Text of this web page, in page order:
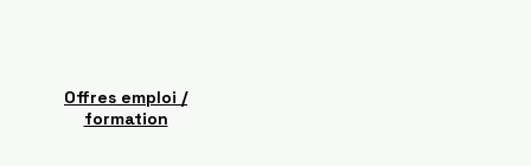
Offres emploi /
formation